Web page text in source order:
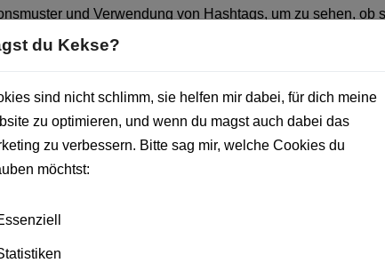
und Verwendung von Hashtags, um zu sehen, ob
wertvolle Video-Lektionen, die dir bei der Überprüfung der
Media-Präsenz maximalen Nutzen bringt und Ihr
Lassen Sie uns gemeinsam Ihre Social-Media-Präsenz
du Kekse?
sind nicht schlimm, sie helfen mir dabei, für dich meine
zu optimieren, und wenn du magst auch dabei das
zu verbessern. Bitte sag mir, welche Cookies du
möchtst: